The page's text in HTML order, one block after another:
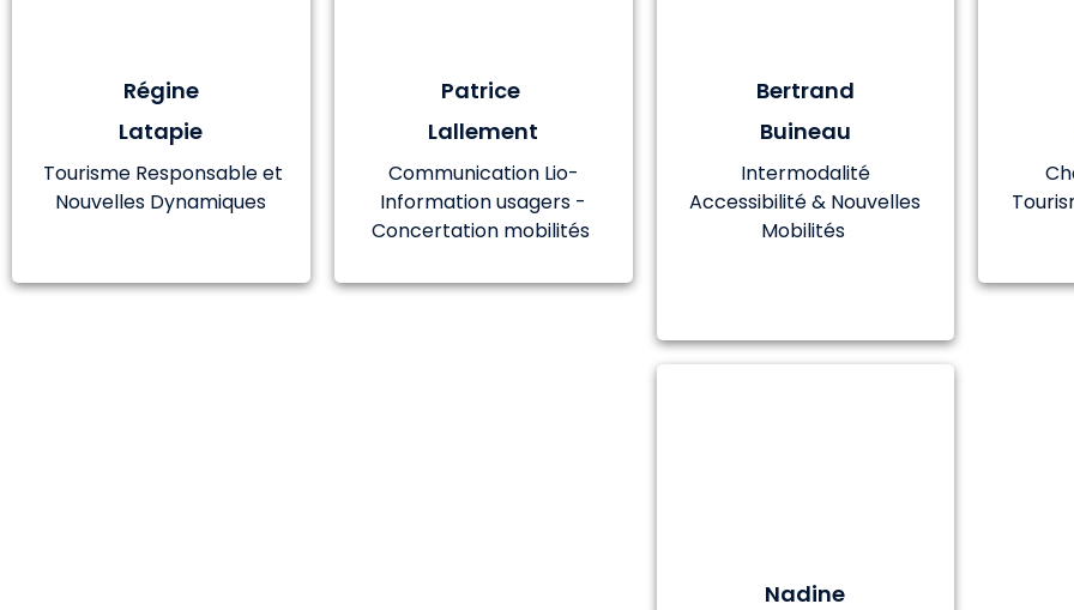
Régine
Latapie
Tourisme Responsable et
Nouvelles Dynamiques
Patrice
Lallement
Communication Lio-
Information usagers -
Concertation mobilités
Bertrand
Buineau
Intermodalité
Accessibilité & Nouvelles
Mobilités
Nadine